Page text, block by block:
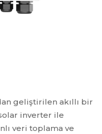
geliştirilen akıllı bir
inverter ile
veri toplama ve